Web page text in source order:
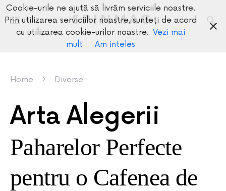
SPINMAG
Home Diverse
Arta Alegerii
Paharelor Perfecte
pentru o Cafenea de
Cookie-urile ne ajută să livrăm serviciile noastre.
Prin utilizarea serviciilor noastre, sunteți de acord
cu utilizarea cookie-urilor noastre. Vezi mai
mult
Am inteles